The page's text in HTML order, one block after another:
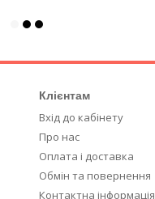
Клієнтам
Вхід до кабінету
Про нас
Оплата і доставка
Обмін та повернення
Контактна інформація